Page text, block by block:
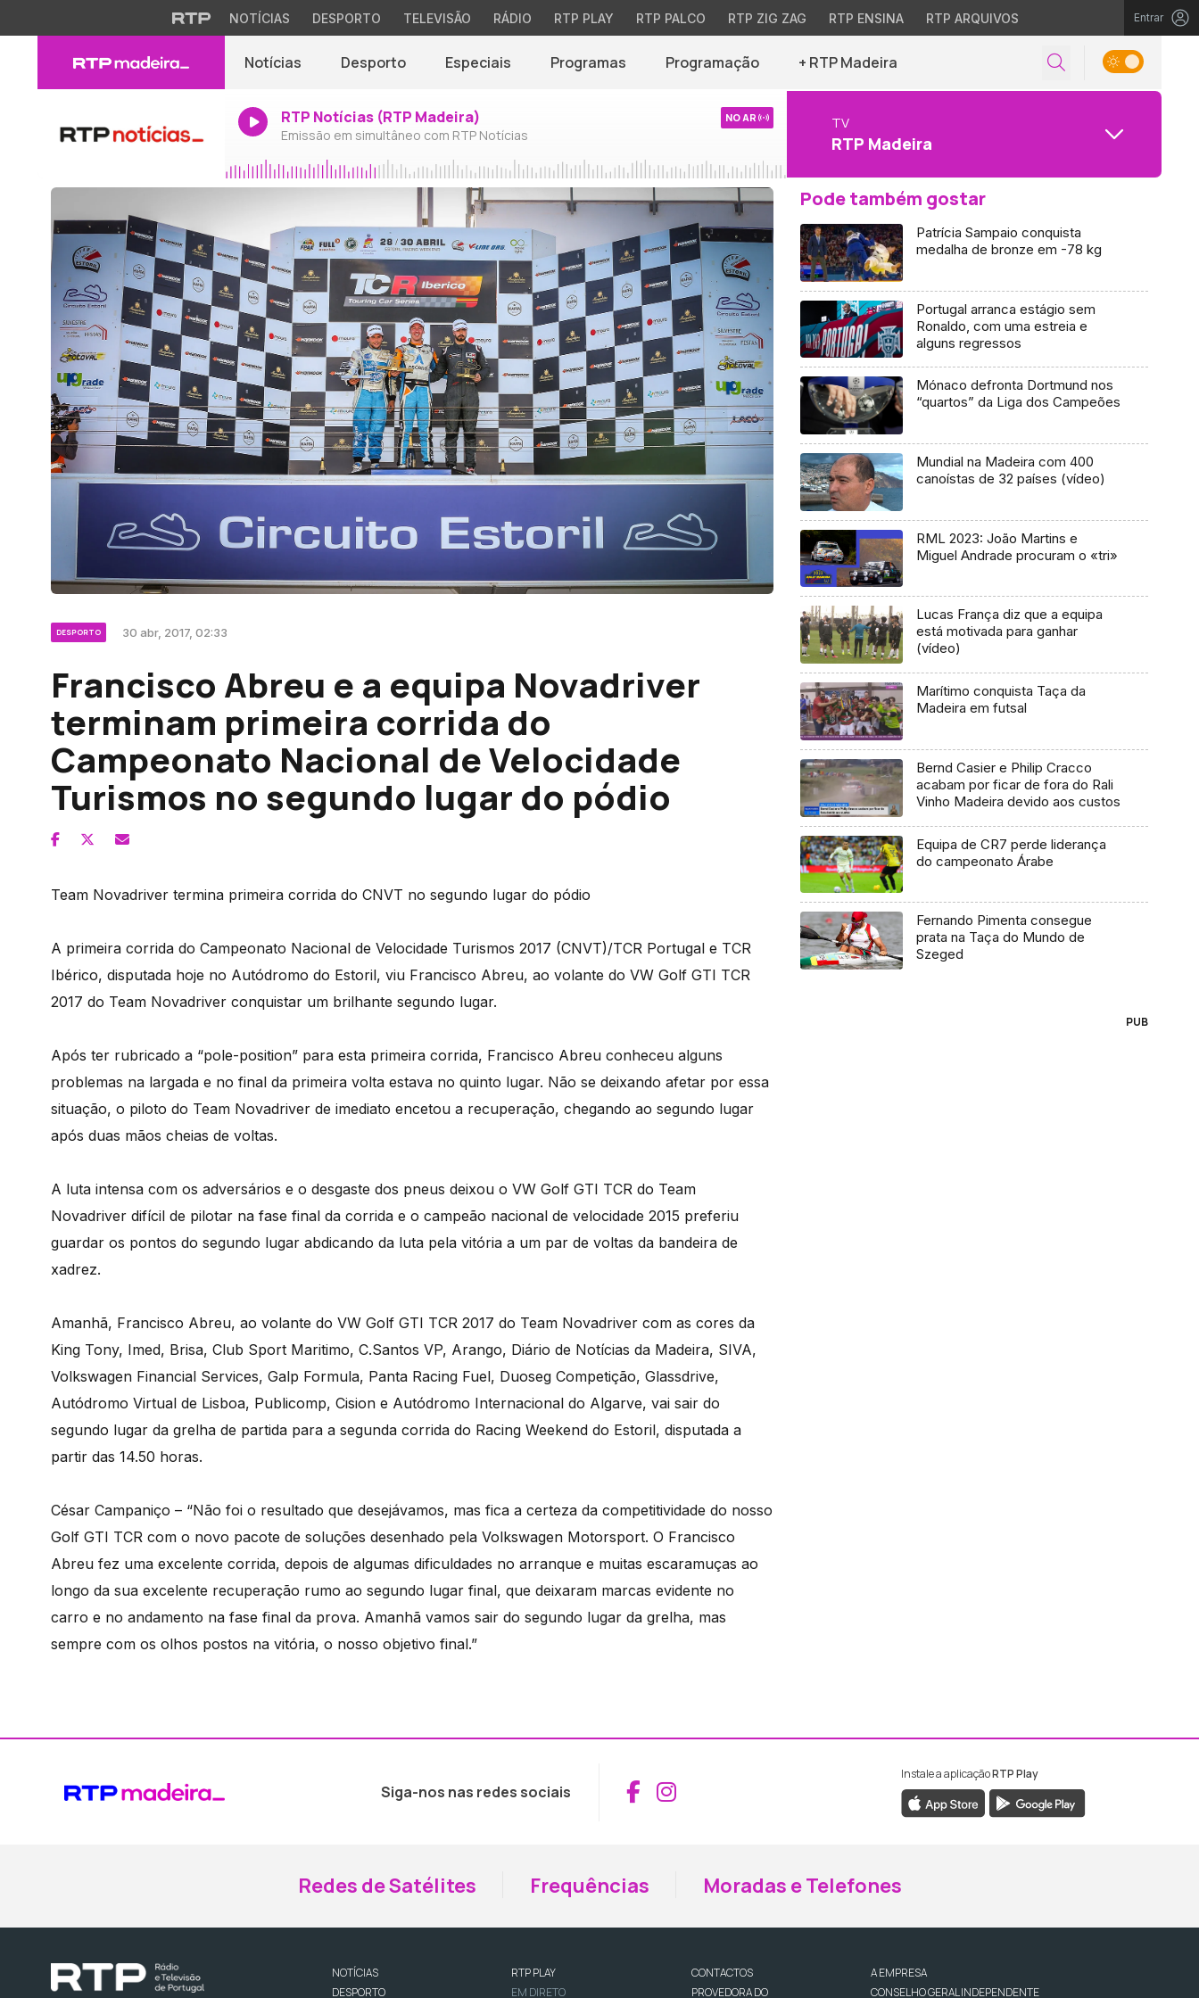
NOTÍCIAS DESPORTO TELEVISÃO RÁDIO RTP PLAY RTP PALCO RTP ZIG ZAG RTP ENSINA RTP ARQUIVOS Entrar
Notícias Desporto Especiais Programas Programação + RTP Madeira
RTP Notícias (RTP Madeira)
Emissão em simultâneo com RTP Notícias
NO AR TV
RTP Madeira
DESPORTO 30 abr, 2017, 02:33
Francisco Abreu e a equipa Novadriver
terminam primeira corrida do
Campeonato Nacional de Velocidade
Turismos no segundo lugar do pódio
Team Novadriver termina primeira corrida do CNVT no segundo lugar do pódio
A primeira corrida do Campeonato Nacional de Velocidade Turismos 2017 (CNVT)/TCR Portugal e TCR
Ibérico, disputada hoje no Autódromo do Estoril, viu Francisco Abreu, ao volante do VW Golf GTI TCR
2017 do Team Novadriver conquistar um brilhante segundo lugar.
Após ter rubricado a “pole-position” para esta primeira corrida, Francisco Abreu conheceu alguns
problemas na largada e no final da primeira volta estava no quinto lugar. Não se deixando afetar por essa
situação, o piloto do Team Novadriver de imediato encetou a recuperação, chegando ao segundo lugar
após duas mãos cheias de voltas.
A luta intensa com os adversários e o desgaste dos pneus deixou o VW Golf GTI TCR do Team
Novadriver difícil de pilotar na fase final da corrida e o campeão nacional de velocidade 2015 preferiu
guardar os pontos do segundo lugar abdicando da luta pela vitória a um par de voltas da bandeira de
xadrez.
Amanhã, Francisco Abreu, ao volante do VW Golf GTI TCR 2017 do Team Novadriver com as cores da
King Tony, Imed, Brisa, Club Sport Maritimo, C.Santos VP, Arango, Diário de Notícias da Madeira, SIVA,
Volkswagen Financial Services, Galp Formula, Panta Racing Fuel, Duoseg Competição, Glassdrive,
Autódromo Virtual de Lisboa, Publicomp, Cision e Autódromo Internacional do Algarve, vai sair do
segundo lugar da grelha de partida para a segunda corrida do Racing Weekend do Estoril, disputada a
partir das 14.50 horas.
César Campaniço – “Não foi o resultado que desejávamos, mas fica a certeza da competitividade do nosso
Golf GTI TCR com o novo pacote de soluções desenhado pela Volkswagen Motorsport. O Francisco
Abreu fez uma excelente corrida, depois de algumas dificuldades no arranque e muitas escaramuças ao
longo da sua excelente recuperação rumo ao segundo lugar final, que deixaram marcas evidente no
carro e no andamento na fase final da prova. Amanhã vamos sair do segundo lugar da grelha, mas
sempre com os olhos postos na vitória, o nosso objetivo final.”
Pode também gostar
Patrícia Sampaio conquista
medalha de bronze em -78 kg
Portugal arranca estágio sem
Ronaldo, com uma estreia e
alguns regressos
Mónaco defronta Dortmund nos
“quartos” da Liga dos Campeões
Mundial na Madeira com 400
canoístas de 32 países (vídeo)
RML 2023: João Martins e
Miguel Andrade procuram o «tri»
Lucas França diz que a equipa
está motivada para ganhar
(vídeo)
Marítimo conquista Taça da
Madeira em futsal
Bernd Casier e Philip Cracco
acabam por ficar de fora do Rali
Vinho Madeira devido aos custos
Equipa de CR7 perde liderança
do campeonato Árabe
Fernando Pimenta consegue
prata na Taça do Mundo de
Szeged
PUB
Siga-nos nas redes sociais Aceder ao Facebook da RTP Madeira
Aceder ao Instagram da RTP Madeira
Instale a aplicaçãoRTP Play
Redes de Satélites Frequências Moradas e Telefones
NOTÍCIAS
DESPORTO
RTP PLAY
EM DIRETO
CONTACTOS
PROVEDORA DO
A EMPRESA
CONSELHO GERAL INDEPENDENTE